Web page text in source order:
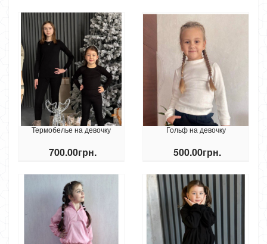
Термобелье на девочку
700.00грн.
Гольф на девочку
500.00грн.